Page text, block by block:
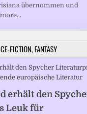
übernommen und
more…
FICTION, FANTASY
erhält den
Leuk für